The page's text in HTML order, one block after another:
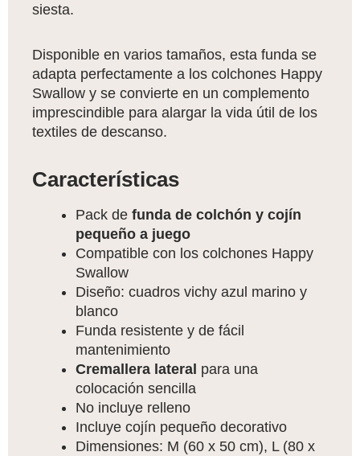
siesta.
Disponible en varios tamaños, esta funda se
adapta perfectamente a los colchones Happy
Swallow y se convierte en un complemento
imprescindible para alargar la vida útil de los
textiles de descanso.
Características
Pack de funda de colchón y cojín
pequeño a juego
Compatible con los colchones Happy
Swallow
Diseño: cuadros vichy azul marino y
blanco
Funda resistente y de fácil
mantenimiento
Cremallera lateral para una
colocación sencilla
No incluye relleno
Incluye cojín pequeño decorativo
Dimensiones: M (60 x 50 cm), L (80 x